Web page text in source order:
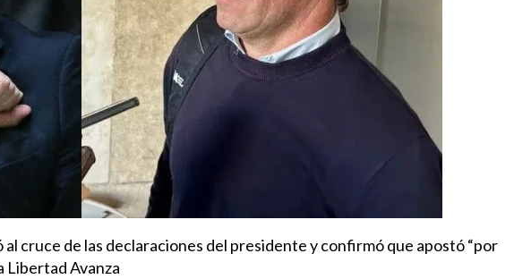
al cruce de las declaraciones del presidente y confirmó que apostó “por
Libertad Avanza